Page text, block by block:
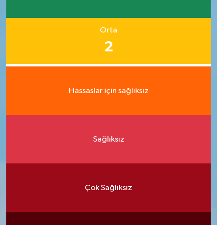
Orta
2
Hassaslar için sağlıksız
Sağlıksız
Çok Sağlıksız